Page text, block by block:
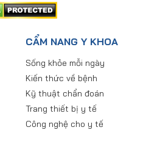
CẨM NANG Y KHOA
Sống khỏe mỗi ngày
Kiến thức về bệnh
Kỹ thuật chẩn đoán
Trang thiết bị y tế
Công nghệ cho y tế